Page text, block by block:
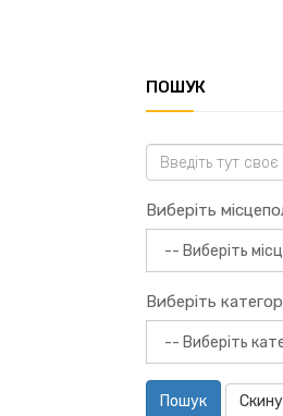
ПОШУК
Виберіть
Виберіть
Пошук